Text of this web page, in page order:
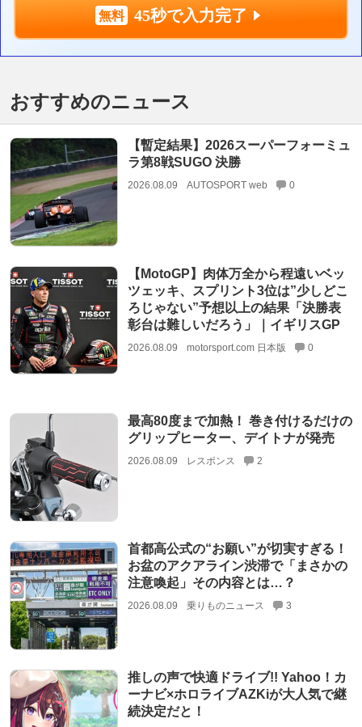
45秒で入力完了
おすすめのニュース
【暫定結果】2026スーパーフォーミュ
ラ第8戦SUGO 決勝
2026.08.09 AUTOSPORT web 0
【MotoGP】肉体万全から程遠いベッ
ツェッキ、スプリント3位は”少しどこ
ろじゃない”予想以上の結果「決勝表
彰台は難しいだろう」｜イギリスGP
2026.08.09 motorsport.com 日本版 0
最高80度まで加熱！ 巻き付けるだけの
グリップヒーター、デイトナが発売
2026.08.09 レスポンス 2
首都高公式の“お願い”が切実すぎる！
お盆のアクアライン渋滞で「まさかの
注意喚起」その内容とは…？
2026.08.09 乗りものニュース 3
推しの声で快適ドライブ!! Yahoo！カ
ーナビ×ホロライブAZKiが大人気で継
続決定だと！